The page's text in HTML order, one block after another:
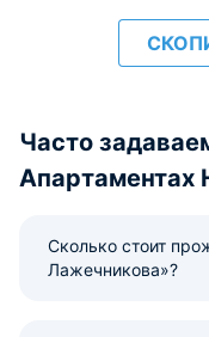
Часто
Апартаментах
Сколько стоит
Лажечникова»?